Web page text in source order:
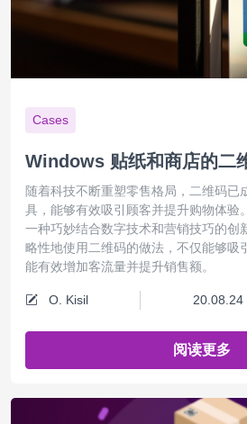
Cases
Windows 贴纸和商店的二
随着科技不断重塑零售格局，二维码已
具，能够有效吸引顾客并提升购物体验
一种巧妙结合数字技术和营销技巧的创
略性地使用二维码的做法，不仅能够吸
能有效增加客流量并提升销售额。
O. Kisil 20.08.24
阅读更多